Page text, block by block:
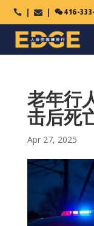
   416-
老年行
击后死
Apr 27, 2025